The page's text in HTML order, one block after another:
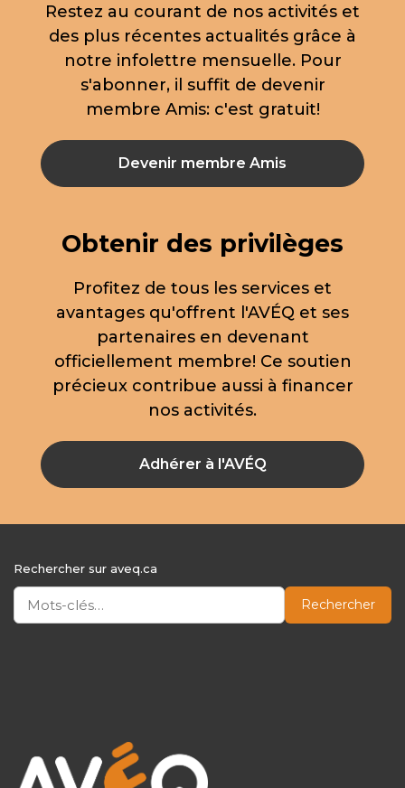
Restez au courant de nos activités et
des plus récentes actualités grâce à
notre infolettre mensuelle. Pour
s'abonner, il suffit de devenir
membre Amis: c'est gratuit!
Devenir membre Amis
Obtenir des privilèges
Profitez de tous les services et
avantages qu'offrent l'AVÉQ et ses
partenaires en devenant
officiellement membre! Ce soutien
précieux contribue aussi à financer
nos activités.
Adhérer à l'AVÉQ
Rechercher sur aveq.ca
Rechercher